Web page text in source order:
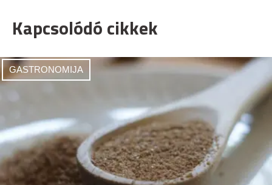
Kapcsolódó cikkek
GASTRONOMIJA